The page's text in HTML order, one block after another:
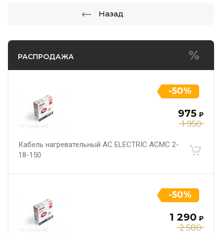
РАСПРОДАЖА
1 950
975 ₽
Кабель нагревательный AC ELECTRIC ACMC 2-
18-150
-50%
2 580
1 290 ₽
-50%
Назад